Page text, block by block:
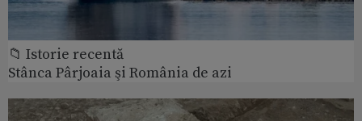
📁 Istorie recentă
Stânca Pârjoaia şi România de azi